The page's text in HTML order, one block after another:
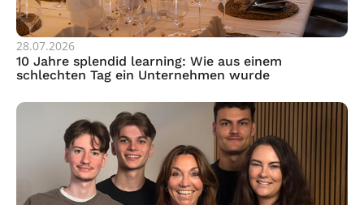
28.07.2026
10 Jahre splendid learning: Wie aus einem
schlechten Tag ein Unternehmen wurde